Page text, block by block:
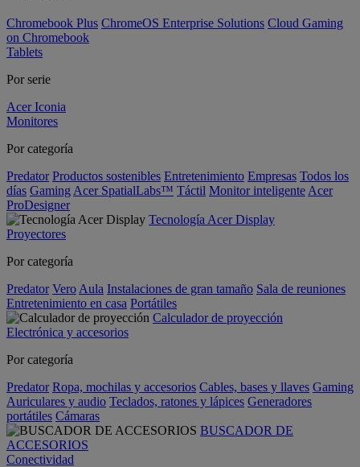
Chromebook Plus ChromeOS Enterprise Solutions Cloud Gaming
on Chromebook
Tablets
Por serie
Acer Iconia
Monitores
Por categoría
Predator Productos sostenibles Entretenimiento Empresas Todos los
días Gaming Acer SpatialLabs™ Táctil Monitor inteligente Acer
ProDesigner
Tecnología Acer Display
Proyectores
Por categoría
Predator Vero Aula Instalaciones de gran tamaño Sala de reuniones
Entretenimiento en casa Portátiles
Calculador de proyección
Electrónica y accesorios
Por categoría
Predator Ropa, mochilas y accesorios Cables, bases y llaves Gaming
Auriculares y audio Teclados, ratones y lápices Generadores
portátiles Cámaras
BUSCADOR DE
ACCESORIOS
Conectividad